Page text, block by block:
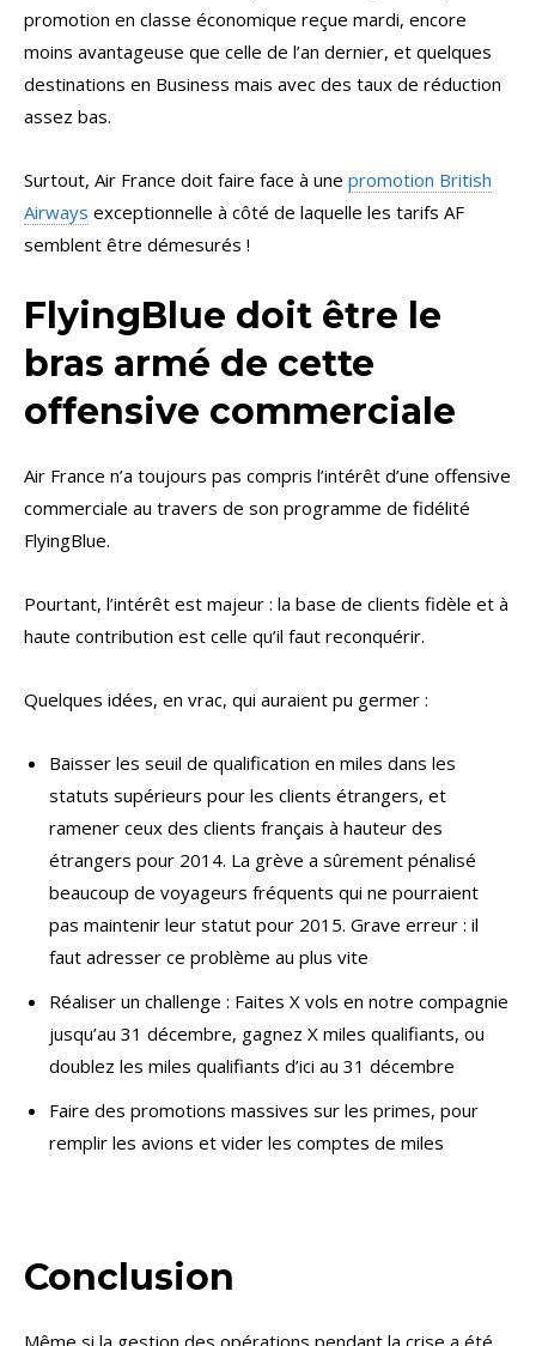
promotion en classe économique reçue mardi, encore
moins avantageuse que celle de l’an dernier, et quelques
destinations en Business mais avec des taux de réduction
assez bas.
Surtout, Air France doit faire face à une promotion British
Airways exceptionnelle à côté de laquelle les tarifs AF
semblent être démesurés !
FlyingBlue doit être le
bras armé de cette
offensive commerciale
Air France n’a toujours pas compris l’intérêt d’une offensive
commerciale au travers de son programme de fidélité
FlyingBlue.
Pourtant, l’intérêt est majeur : la base de clients fidèle et à
haute contribution est celle qu’il faut reconquérir.
Quelques idées, en vrac, qui auraient pu germer :
Baisser les seuil de qualification en miles dans les
statuts supérieurs pour les clients étrangers, et
ramener ceux des clients français à hauteur des
étrangers pour 2014. La grève a sûrement pénalisé
beaucoup de voyageurs fréquents qui ne pourraient
pas maintenir leur statut pour 2015. Grave erreur : il
faut adresser ce problème au plus vite
Réaliser un challenge : Faites X vols en notre compagnie
jusqu’au 31 décembre, gagnez X miles qualifiants, ou
doublez les miles qualifiants d’ici au 31 décembre
Faire des promotions massives sur les primes, pour
remplir les avions et vider les comptes de miles
Conclusion
Même si la gestion des opérations pendant la crise a été